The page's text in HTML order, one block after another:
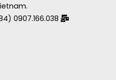
0907.166.038